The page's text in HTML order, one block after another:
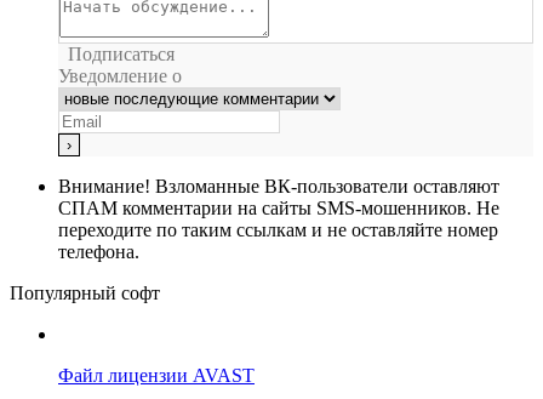
Подписаться
Уведомление о
Внимание! Взломанные ВК-пользователи оставляют
СПАМ комментарии на сайты SMS-мошенников. Не
переходите по таким ссылкам и не оставляйте номер
телефона.
Популярный софт
Файл лицензии AVAST